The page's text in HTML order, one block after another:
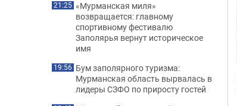
21:25 «Мурманская миля»
возвращается: главному
спортивному фестивалю
Заполярья вернут историческое
имя
19:56 Бум заполярного туризма:
Мурманская область вырвалась в
лидеры СЗФО по приросту гостей